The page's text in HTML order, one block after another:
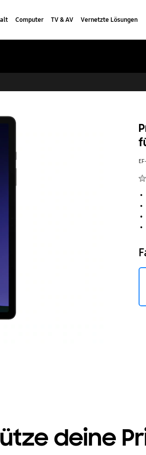
Computer TV & AV Vernetzte Lösungen
deine